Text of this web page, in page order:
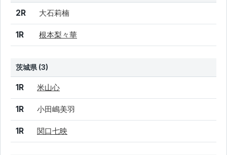
結果 シード 選手名
2R 大石莉楠
1R 根本梨々華
茨城県 (3)
結果 シード
1R 米山心
1R 小田嶋美羽
1R 関口七映